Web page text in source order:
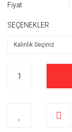
Fiyat
SEÇENEKLER